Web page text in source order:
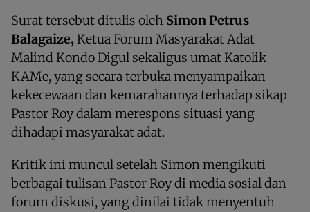
Surat tersebut ditulis oleh Simon Petrus
Balagaize, Ketua Forum Masyarakat Adat
Malind Kondo Digul sekaligus umat Katolik
KAMe, yang secara terbuka menyampaikan
kekecewaan dan kemarahannya terhadap sikap
Pastor Roy dalam merespons situasi yang
dihadapi masyarakat adat.
Kritik ini muncul setelah Simon mengikuti
berbagai tulisan Pastor Roy di media sosial dan
forum diskusi, yang dinilai tidak menyentuh